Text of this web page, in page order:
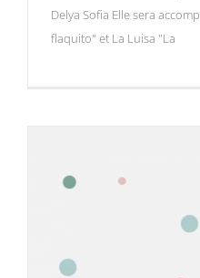
Delya Sofia Elle sera
flaquito" et La Luisa "La